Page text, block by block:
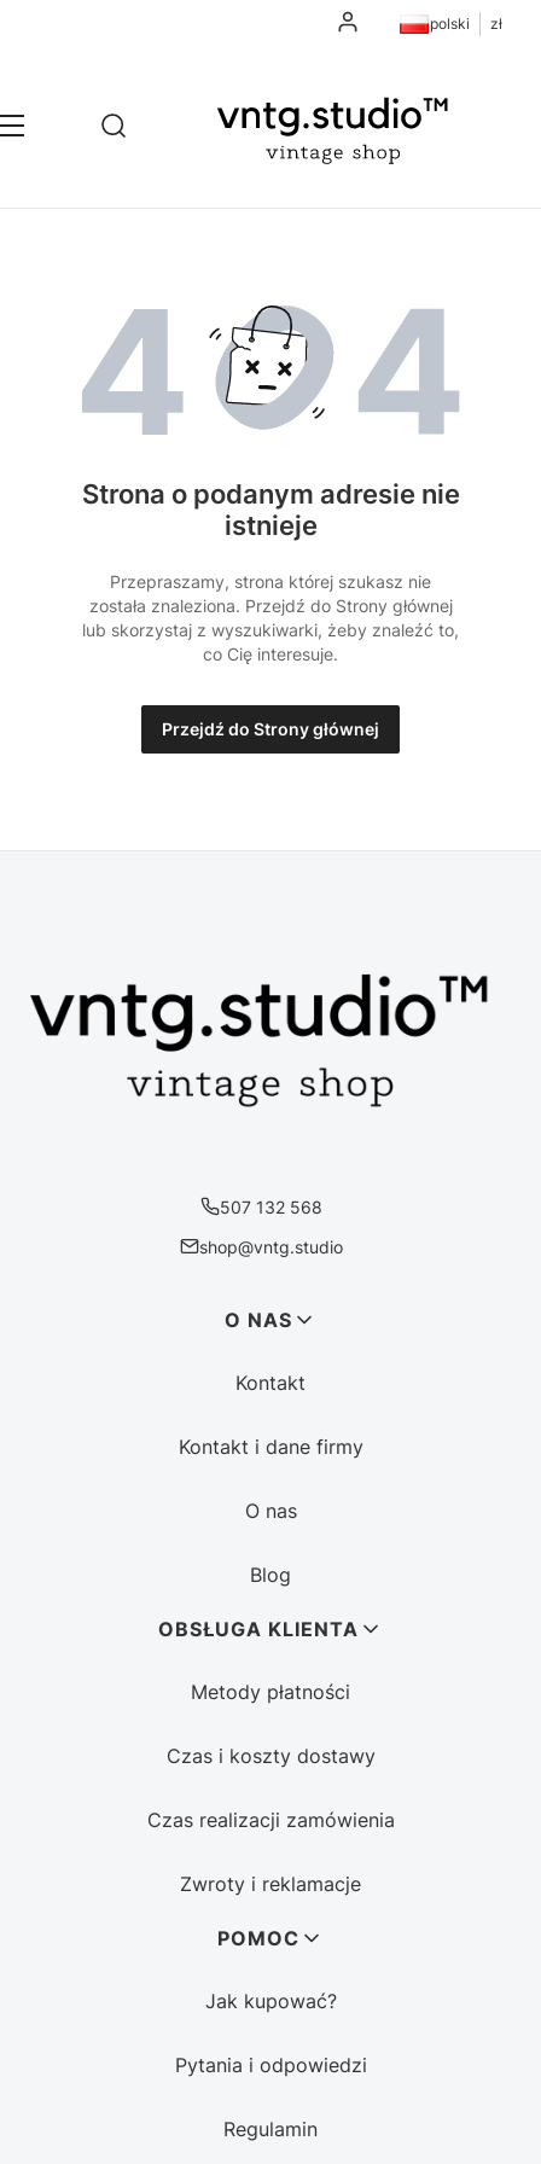
Zaloguj siępolski zł
Menu Otwórz wyszukiwarkę
Szukaj
Strona o podanym adresie nie
istnieje
Przepraszamy, strona której szukasz nie
została znaleziona. Przejdź do Strony głównej
lub skorzystaj z wyszukiwarki, żeby znaleźć to,
co Cię interesuje.
Przejdź do Strony głównej
507 132 568
shop@vntg.studio
O NAS
Kontakt
Kontakt i dane firmy
O nas
Blog
OBSŁUGA KLIENTA
Metody płatności
Czas i koszty dostawy
Czas realizacji zamówienia
Zwroty i reklamacje
POMOC
Jak kupować?
Pytania i odpowiedzi
Regulamin